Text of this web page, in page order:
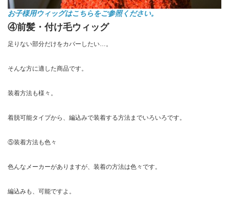
お子様用ウィッグはこちらをご参照ください。
④前髪・付け毛ウィッグ
足りない部分だけをカバーしたい…。
そんな方に適した商品です。
装着方法も様々。
着脱可能タイプから、編込みで装着する方法までいろいろです。
⑤装着方法も色々
色んなメーカーがありますが、装着の方法は色々です。
編込みも、可能ですよ。